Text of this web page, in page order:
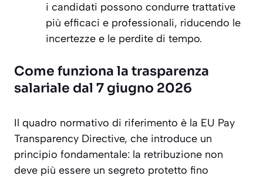
i candidati possono condurre trattative
più efficaci e professionali, riducendo le
incertezze e le perdite di tempo.
Come funziona la trasparenza
salariale dal 7 giugno 2026
Il quadro normativo di riferimento è la EU Pay
Transparency Directive, che introduce un
principio fondamentale: la retribuzione non
deve più essere un segreto protetto fino